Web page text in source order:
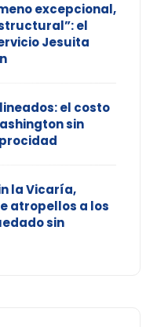
excepcional,
el
Jesuita
el costo
sin
la Vicaría,
atropellos a los
sin